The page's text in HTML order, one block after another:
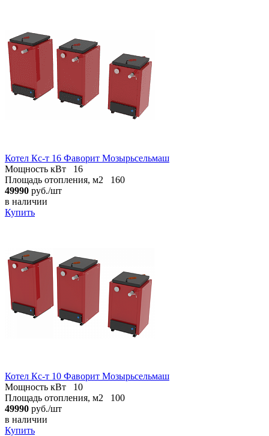
Котел Кс-т 16 Фаворит Мозырьсельмаш
Мощность кВт
16
Площадь отопления, м2
160
49990 руб./шт
в наличии
Купить
Котел Кc-т 10 Фаворит Мозырьсельмаш
Мощность кВт
10
Площадь отопления, м2
100
49990 руб./шт
в наличии
Купить